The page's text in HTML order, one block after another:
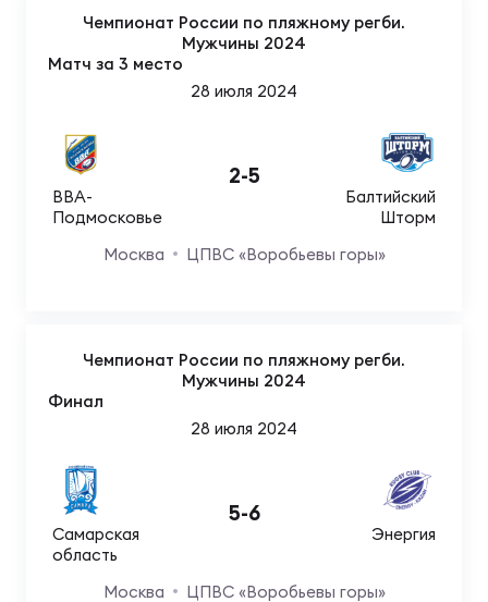
Чемпионат России по пляжному регби.
Мужчины 2024
Матч за 3 место
28 июля 2024
ВВА-
Подмосковье
2-5
Балтийский
Шторм
Москва
ЦПВС «Воробьевы горы»
Чемпионат России по пляжному регби.
Мужчины 2024
Финал
28 июля 2024
Самарская
область
5-6
Энергия
Москва ЦПВС «Воробьевы горы»